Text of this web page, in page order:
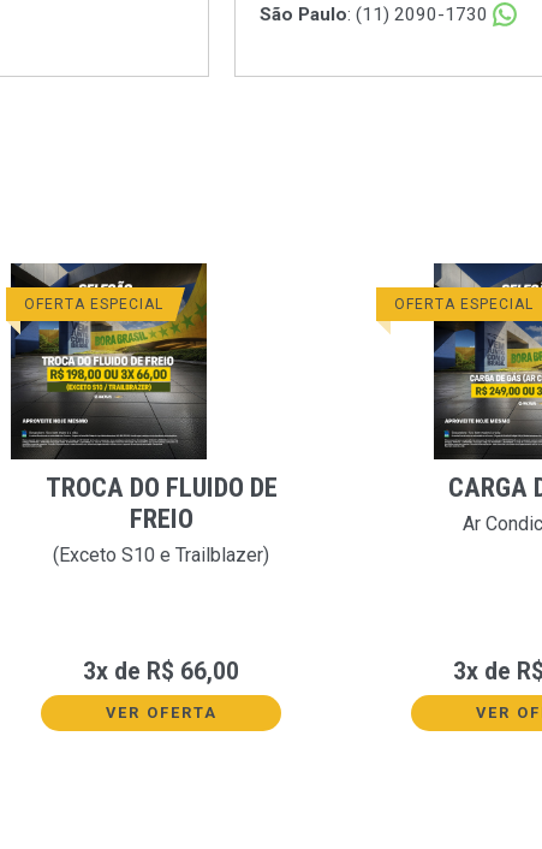
São Paulo: (11) 2090-1730
OFERTA ESPECIAL
TROCA DO FLUIDO DE
FREIO
(Exceto S10 e Trailblazer)
3x de R$ 66,00
VER OFERTA
OFERTA ESPECIAL
CARGA
Ar
3x de
VER